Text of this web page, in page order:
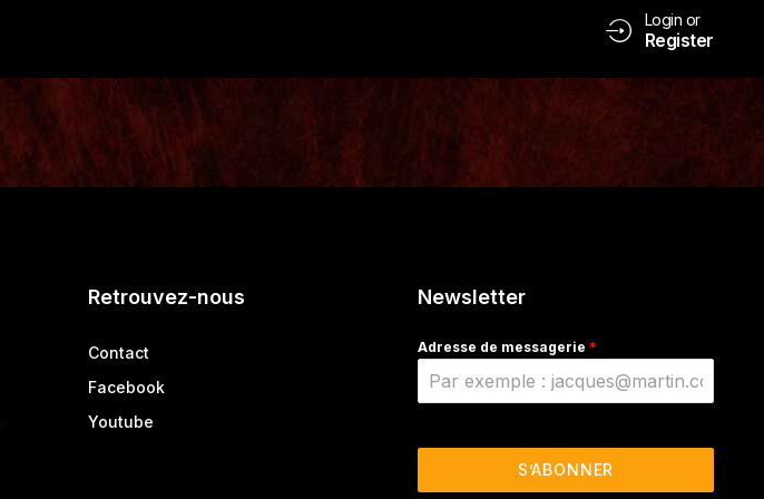
Login or
Register
Retrouvez-nous
Contact
Facebook
Youtube
Newsletter
Adresse de messagerie *
S’ABONNER